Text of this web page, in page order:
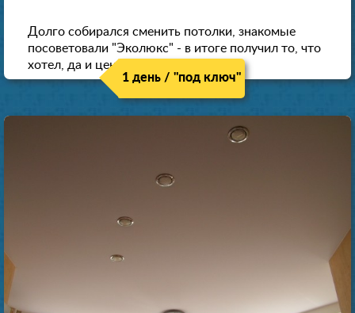
Долго собирался сменить потолки, знакомые
посоветовали "Эколюкс" - в итоге получил то, что
хотел, да и цена нормальная.
1 день / "под ключ"